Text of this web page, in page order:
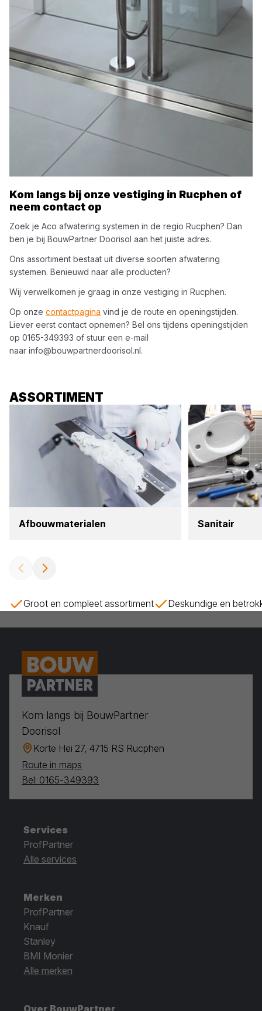
Kom langs bij onze vestiging in Rucphen of
neem contact op
Zoek je Aco afwatering systemen in de regio Rucphen? Dan
ben je bij BouwPartner Doorisol aan het juiste adres.
Ons assortiment bestaat uit diverse soorten afwatering
systemen. Benieuwd naar alle producten?
Wij verwelkomen je graag in onze vestiging in Rucphen.
Op onze contactpagina vind je de route en openingstijden.
Liever eerst contact opnemen? Bel ons tijdens openingstijden
op 0165-349393 of stuur een e-mail
naar info@bouwpartnerdoorisol.nl.
ASSORTIMENT
Afbouw­ma­te­ri­a­len Sani­tair
Groot en compleet assortiment Deskundige en
Kom langs bij BouwPartner
Doorisol
Korte Hei 27, 4715 RS Rucphen
Route in maps
Bel: 0165-349393
Services
ProfPartner
Alle services
Merken
ProfPartner
Knauf
Stanley
BMI Monier
Alle merken
Over BouwPartner